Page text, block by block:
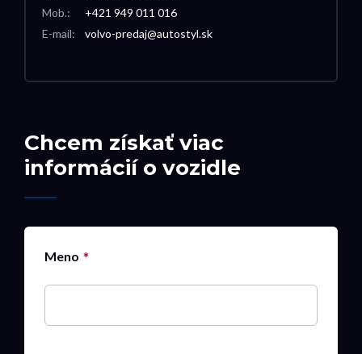
Chcem získať viac
informácií o vozidle
Meno
Mob.:
E-mail:
+421 949 011 016
volvo-predaj@autostyl.sk